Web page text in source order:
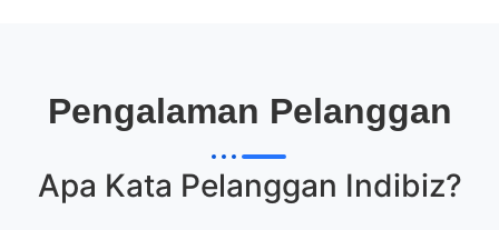
Pengalaman Pelanggan
Apa Kata Pelanggan Indibiz?